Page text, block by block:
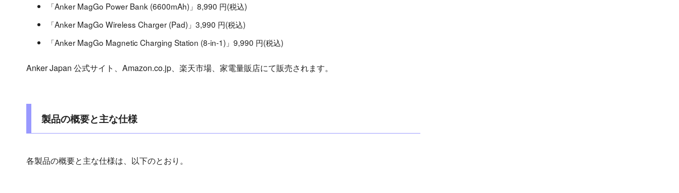
「Anker MagGo Power Bank (6600mAh)」8,990 円(税込)
「Anker MagGo Wireless Charger (Pad)」3,990 円(税込)
「Anker MagGo Magnetic Charging Station (8-in-1)」9,990 円(税込)
Anker Japan 公式サイト、Amazon.co.jp、楽天市場、家電量販店にて販売されます。
製品の概要と主な仕様
各製品の概要と主な仕様は、以下のとおり。